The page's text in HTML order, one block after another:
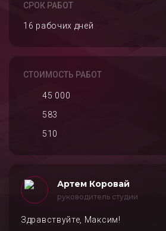
СРОК РАБОТ
16 рабочих дней
СТОИМОСТЬ РАБОТ
45 000
583
510
Артем Коровай
руководитель студии
Здравствуйте, Максим!